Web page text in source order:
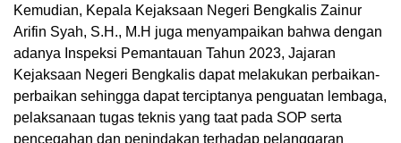
Kemudian, Kepala Kejaksaan Negeri Bengkalis Zainur
Arifin Syah, S.H., M.H juga menyampaikan bahwa dengan
adanya Inspeksi Pemantauan Tahun 2023, Jajaran
Kejaksaan Negeri Bengkalis dapat melakukan perbaikan-
perbaikan sehingga dapat terciptanya penguatan lembaga,
pelaksanaan tugas teknis yang taat pada SOP serta
pencegahan dan penindakan terhadap pelanggaran